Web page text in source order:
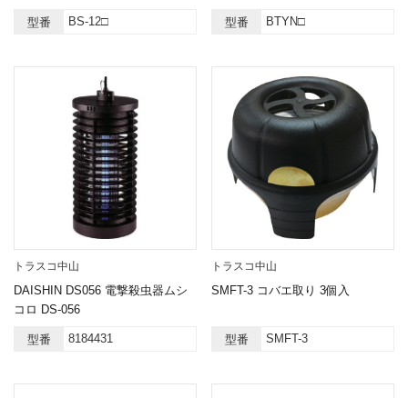
型番 BS-12□ 型番 BTYN□
トラスコ中山
DAISHIN DS056 電撃殺虫器ムシ
コロ DS-056
型番 8184431
トラスコ中山
SMFT-3 コバエ取り 3個入
型番 SMFT-3